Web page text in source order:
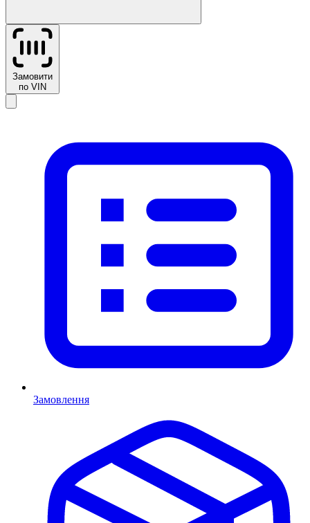
Замовити
по VIN
Замовлення